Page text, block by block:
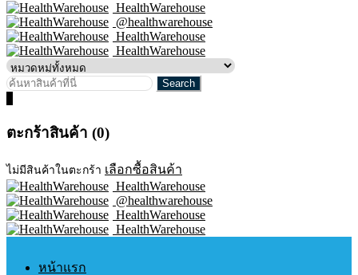
HealthWarehouse
@healthwarehouse
HealthWarehouse
HealthWarehouse
ตะกร้าสินค้า (0)
ไม่มีสินค้าในตะกร้า เลือกซื้อสินค้า
HealthWarehouse
@healthwarehouse
HealthWarehouse
HealthWarehouse
หน้าแรก